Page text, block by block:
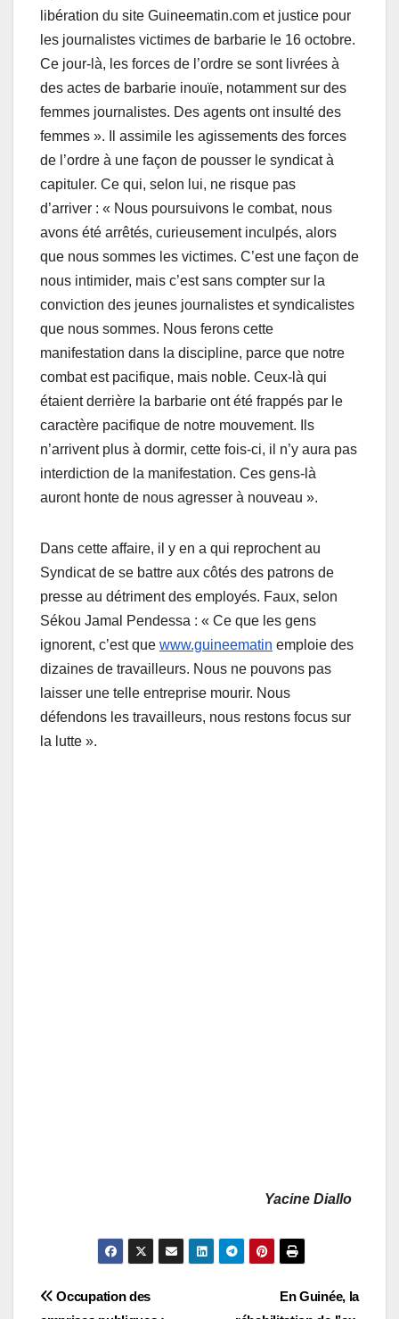
libération du site Guineematin.com et justice pour
les journalistes victimes de barbarie le 16 octobre.
Ce jour-là, les forces de l’ordre se sont livrées à
des actes de barbarie inouïe, notamment sur des
femmes journalistes. Des agents ont insulté des
femmes ». Il assimile les agissements des forces
de l’ordre à une façon de pousser le syndicat à
capituler. Ce qui, selon lui, ne risque pas
d’arriver : « Nous poursuivons le combat, nous
avons été arrêtés, curieusement inculpés, alors
que nous sommes les victimes. C’est une façon de
nous intimider, mais c’est sans compter sur la
conviction des jeunes journalistes et syndicalistes
que nous sommes. Nous ferons cette
manifestation dans la discipline, parce que notre
combat est pacifique, mais noble. Ceux-là qui
étaient derrière la barbarie ont été frappés par le
caractère pacifique de notre mouvement. Ils
n’arrivent plus à dormir, cette fois-ci, il n’y aura pas
interdiction de la manifestation. Ces gens-là
auront honte de nous agresser à nouveau ».
Dans cette affaire, il y en a qui reprochent au
Syndicat de se battre aux côtés des patrons de
presse au détriment des employés. Faux, selon
Sékou Jamal Pendessa : « Ce que les gens
ignorent, c’est que www.guineematin emploie des
dizaines de travailleurs. Nous ne pouvons pas
laisser une telle entreprise mourir. Nous
défendons les travailleurs, nous restons focus sur
la lutte ».
Yacine Diallo
Navigation
En Guinée, la
Occupation des